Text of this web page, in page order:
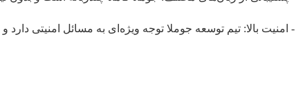
- امنیت بالا: تیم توسعه جوملا توجه ویژه‌ای به مسائل امنیتی